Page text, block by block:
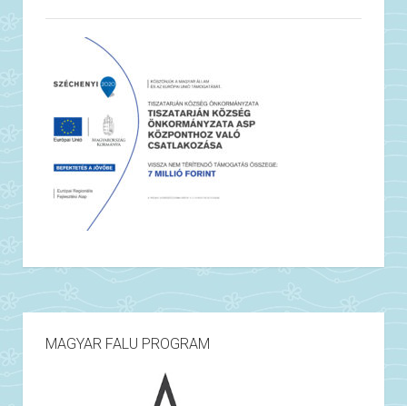
MAGYAR FALU PROGRAM